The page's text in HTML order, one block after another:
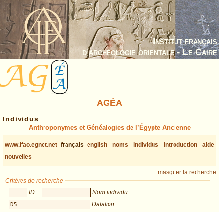
Institut français
d’archéologie orientale - Le Caire
AGÉA
Individus
Anthroponymes et Généalogies de l’Égypte Ancienne
www.ifao.egnet.net français english noms individus introduction
aide
nouvelles
masquer la recherche
Critères de recherche
ID
Nom individu
Datation